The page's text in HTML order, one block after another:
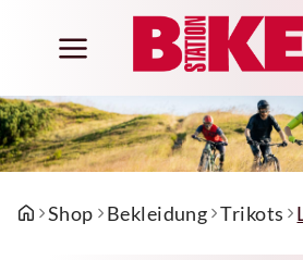
Shop Bekleidung Trikots